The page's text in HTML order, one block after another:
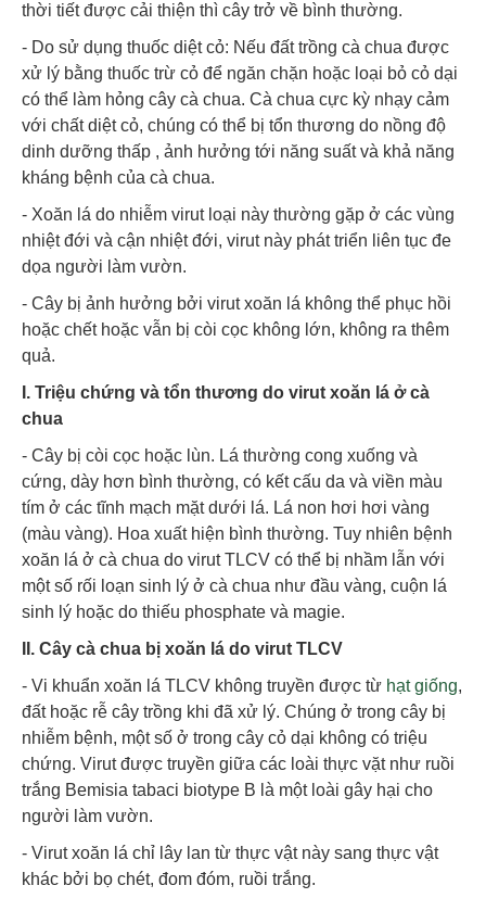
thời tiết được cải thiện thì cây trở về bình thường.
- Do sử dụng thuốc diệt cỏ: Nếu đất trồng cà chua được
xử lý bằng thuốc trừ cỏ để ngăn chặn hoặc loại bỏ cỏ dại
có thể làm hỏng cây cà chua. Cà chua cực kỳ nhạy cảm
với chất diệt cỏ, chúng có thể bị tổn thương do nồng độ
dinh dưỡng thấp , ảnh hưởng tới năng suất và khả năng
kháng bệnh của cà chua.
- Xoăn lá do nhiễm virut loại này thường gặp ở các vùng
nhiệt đới và cận nhiệt đới, virut này phát triển liên tục đe
dọa người làm vườn.
- Cây bị ảnh hưởng bởi virut xoăn lá không thể phục hồi
hoặc chết hoặc vẫn bị còi cọc không lớn, không ra thêm
quả.
I. Triệu chứng và tổn thương do virut xoăn lá ở cà
chua
- Cây bị còi cọc hoặc lùn. Lá thường cong xuống và
cứng, dày hơn bình thường, có kết cấu da và viền màu
tím ở các tĩnh mạch mặt dưới lá. Lá non hơi hơi vàng
(màu vàng). Hoa xuất hiện bình thường. Tuy nhiên bệnh
xoăn lá ở cà chua do virut TLCV có thể bị nhầm lẫn với
một số rối loạn sinh lý ở cà chua như đầu vàng, cuộn lá
sinh lý hoặc do thiếu phosphate và magie.
II. Cây cà chua bị xoăn lá do virut TLCV
- Vi khuẩn xoăn lá TLCV không truyền được từ hạt giống,
đất hoặc rễ cây trồng khi đã xử lý. Chúng ở trong cây bị
nhiễm bệnh, một số ở trong cây cỏ dại không có triệu
chứng. Virut được truyền giữa các loài thực vặt như ruồi
trắng Bemisia tabaci biotype B là một loài gây hại cho
người làm vườn.
- Virut xoăn lá chỉ lây lan từ thực vật này sang thực vật
khác bởi bọ chét, đom đóm, ruồi trắng.